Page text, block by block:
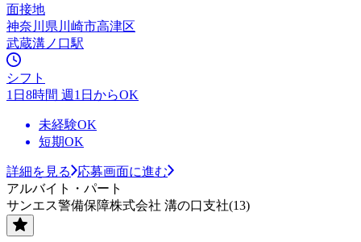
面接地
神奈川県川崎市高津区
武蔵溝ノ口駅
シフト
1日8時間 週1日からOK
未経験OK
短期OK
詳細を見る
応募画面に進む
アルバイト・パート
サンエス警備保障株式会社 溝の口支社(13)